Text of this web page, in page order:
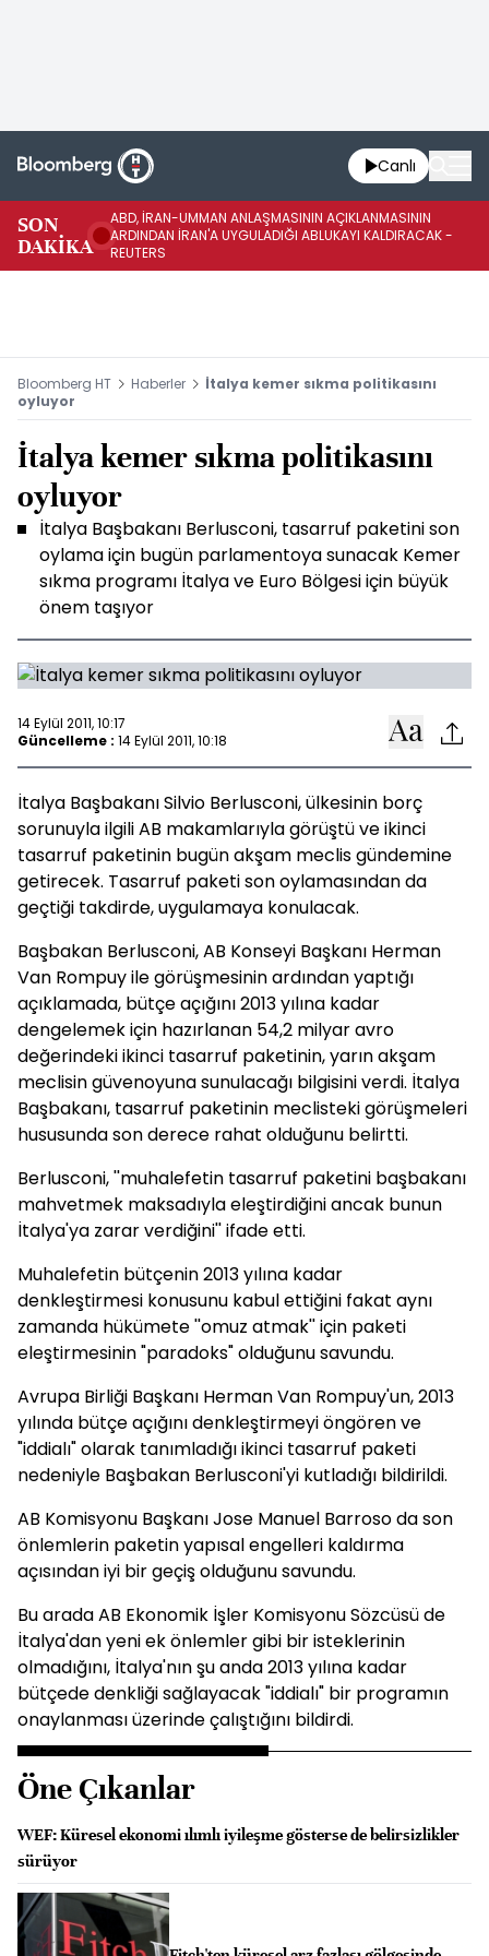
Canlı
SON
DAKİKA
ABD, İRAN-UMMAN ANLAŞMASININ AÇIKLANMASININ
ARDINDAN İRAN'A UYGULADIĞI ABLUKAYI KALDIRACAK -
REUTERS
Bloomberg HT Haberler
İtalya kemer sıkma politikasını
oyluyor
İtalya kemer sıkma politikasını
oyluyor
İtalya Başbakanı Berlusconi, tasarruf paketini son
oylama için bugün parlamentoya sunacak Kemer
sıkma programı İtalya ve Euro Bölgesi için büyük
önem taşıyor
14 Eylül 2011, 10:17
Güncelleme : 14 Eylül 2011, 10:18
İtalya Başbakanı Silvio Berlusconi, ülkesinin borç
sorunuyla ilgili AB makamlarıyla görüştü ve ikinci
tasarruf paketinin bugün akşam meclis gündemine
getirecek. Tasarruf paketi son oylamasından da
geçtiği takdirde, uygulamaya konulacak.
Başbakan Berlusconi, AB Konseyi Başkanı Herman
Van Rompuy ile görüşmesinin ardından yaptığı
açıklamada, bütçe açığını 2013 yılına kadar
dengelemek için hazırlanan 54,2 milyar avro
değerindeki ikinci tasarruf paketinin, yarın akşam
meclisin güvenoyuna sunulacağı bilgisini verdi. İtalya
Başbakanı, tasarruf paketinin meclisteki görüşmeleri
hususunda son derece rahat olduğunu belirtti.
Berlusconi, ''muhalefetin tasarruf paketini başbakanı
mahvetmek maksadıyla eleştirdiğini ancak bunun
İtalya'ya zarar verdiğini'' ifade etti.
Muhalefetin bütçenin 2013 yılına kadar
denkleştirmesi konusunu kabul ettiğini fakat aynı
zamanda hükümete ''omuz atmak'' için paketi
eleştirmesinin "paradoks" olduğunu savundu.
Avrupa Birliği Başkanı Herman Van Rompuy'un, 2013
yılında bütçe açığını denkleştirmeyi öngören ve
"iddialı" olarak tanımladığı ikinci tasarruf paketi
nedeniyle Başbakan Berlusconi'yi kutladığı bildirildi.
AB Komisyonu Başkanı Jose Manuel Barroso da son
önlemlerin paketin yapısal engelleri kaldırma
açısından iyi bir geçiş olduğunu savundu.
Bu arada AB Ekonomik İşler Komisyonu Sözcüsü de
İtalya'dan yeni ek önlemler gibi bir isteklerinin
olmadığını, İtalya'nın şu anda 2013 yılına kadar
bütçede denkliği sağlayacak "iddialı" bir programın
onaylanması üzerinde çalıştığını bildirdi.
Öne Çıkanlar
WEF: Küresel ekonomi ılımlı iyileşme gösterse de belirsizlikler
sürüyor